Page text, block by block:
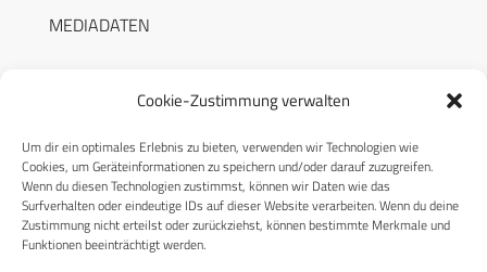
Cookie-Zustimmung verwalten
Um dir ein optimales Erlebnis zu bieten, verwenden wir Technologien wie
Cookies, um Geräteinformationen zu speichern und/oder darauf zuzugreifen.
Wenn du diesen Technologien zustimmst, können wir Daten wie das
Surfverhalten oder eindeutige IDs auf dieser Website verarbeiten. Wenn du deine
Zustimmung nicht erteilst oder zurückziehst, können bestimmte Merkmale und
Funktionen beeinträchtigt werden.
MEDIADATEN
RECHTLICHES
Datenschutzerklärung
Cookie-Richtlinie (EU)